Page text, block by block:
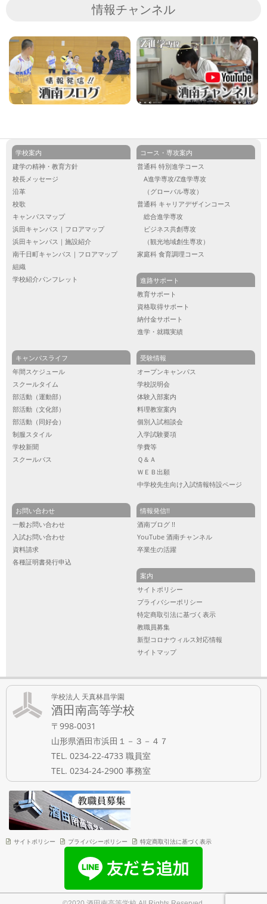
情報チャンネル
学校案内
建学の精神・教育方針
校長メッセージ
沿革
校歌
キャンパスマップ
浜田キャンパス｜フロアマップ
浜田キャンパス｜施設紹介
南千日町キャンパス｜フロアマップ
組織
学校紹介パンフレット
コース・専攻案内
普通科 特別進学コース
A進学専攻/Z進学専攻
（グローバル専攻）
普通科 キャリアデザインコース
総合進学専攻
ビジネス共創専攻
（観光地域創生専攻）
家庭科 食育調理コース
進路サポート
教育サポート
資格取得サポート
納付金サポート
進学・就職実績
キャンパスライフ
年間スケジュール
スクールタイム
部活動（運動部）
部活動（文化部）
部活動（同好会）
制服スタイル
学校新聞
スクールバス
受験情報
オープンキャンパス
学校説明会
体験入部案内
料理教室案内
個別入試相談会
入学試験要項
学費等
Ｑ＆Ａ
ＷＥＢ出願
中学校先生向け入試情報特設ページ
お問い合わせ
一般お問い合わせ
入試お問い合わせ
資料請求
各種証明書発行申込
情報発信!!
酒南ブログ !!
YouTube 酒南チャンネル
卒業生の活躍
案内
サイトポリシー
プライバシーポリシー
特定商取引法に基づく表示
教職員募集
新型コロナウィルス対応情報
サイトマップ
学校法人 天真林昌学園
酒田南高等学校
〒998-0031
山形県酒田市浜田１－３－４７
TEL. 0234-22-4733 職員室
TEL. 0234-24-2900 事務室
サイトポリシー プライバシーポリシー 特定商取引法に基づく表示